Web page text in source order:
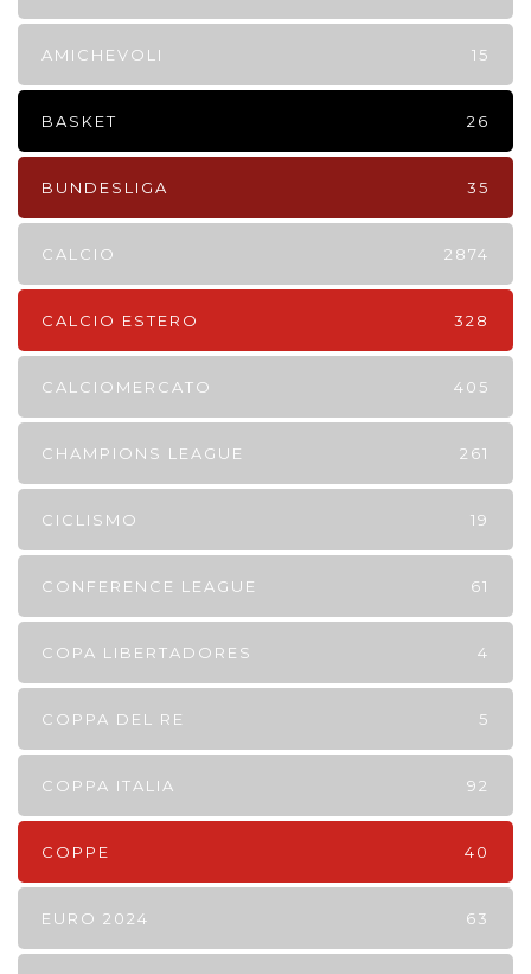
AMICHEVOLI 15
BASKET 26
BUNDESLIGA 35
CALCIO 2874
CALCIO ESTERO 328
CALCIOMERCATO 405
CHAMPIONS LEAGUE 261
CICLISMO 19
CONFERENCE LEAGUE 61
COPA LIBERTADORES 4
COPPA DEL RE 5
COPPA ITALIA 92
COPPE 40
EURO 2024 63